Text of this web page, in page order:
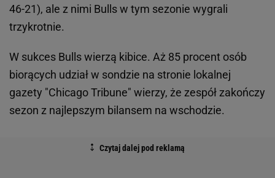
46-21), ale z nimi Bulls w tym sezonie wygrali
trzykrotnie.
W sukces Bulls wierzą kibice. Aż 85 procent osób
biorących udział w sondzie na stronie lokalnej
gazety "Chicago Tribune" wierzy, że zespół zakończy
sezon z najlepszym bilansem na wschodzie.